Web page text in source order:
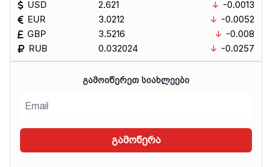
USD
EUR
GBP
RUB
2.621
3.0212
3.5216
0.032024
-0.0013
-0.0052
-0.008
-0.0257
ᲒᲐᲛᲝᲘᲬᲔᲠᲔᲗ ᲡᲘᲐᲮᲚᲔᲔᲑᲘ
გამოწერა